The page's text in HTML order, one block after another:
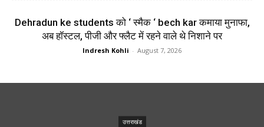
Dehradun ke students को ‘ स्मैक ‘ bech kar कमाया मुनाफा,
अब हॉस्टल, पीजी और फ्लैट में रहने वाले थे निशाने पर
Indresh Kohli - August 7, 2026
उत्तराखंड